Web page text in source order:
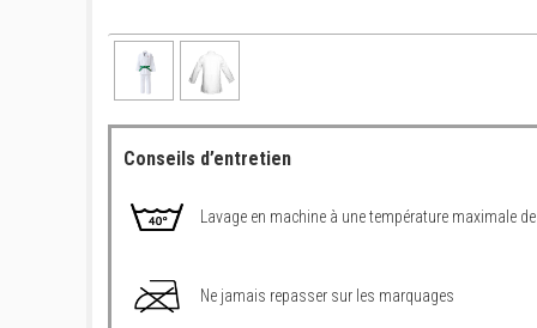
Conseils d’entretien
Lavage en machine à une température maximale
Ne jamais repasser sur les marquages